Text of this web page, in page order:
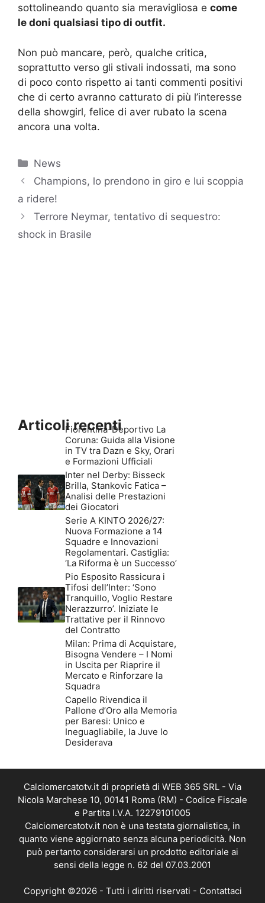
sottolineando quanto sia meravigliosa e come
le doni qualsiasi tipo di outfit.
Non può mancare, però, qualche critica,
soprattutto verso gli stivali indossati, ma sono
di poco conto rispetto ai tanti commenti positivi
che di certo avranno catturato di più l’interesse
della showgirl, felice di aver rubato la scena
ancora una volta.
Categorie
News
Champions, lo prendono in giro e lui scoppia
a ridere!
Terrore Neymar, tentativo di sequestro:
shock in Brasile
Articoli recenti
Fiorentina-Deportivo La
Coruna: Guida alla Visione
in TV tra Dazn e Sky, Orari
e Formazioni Ufficiali
Inter nel Derby: Bisseck
Brilla, Stankovic Fatica –
Analisi delle Prestazioni
dei Giocatori
Serie A KINTO 2026/27:
Nuova Formazione a 14
Squadre e Innovazioni
Regolamentari. Castiglia:
‘La Riforma è un Successo’
Pio Esposito Rassicura i
Tifosi dell’Inter: ‘Sono
Tranquillo, Voglio Restare
Nerazzurro’. Iniziate le
Trattative per il Rinnovo
del Contratto
Milan: Prima di Acquistare,
Bisogna Vendere – I Nomi
in Uscita per Riaprire il
Mercato e Rinforzare la
Squadra
Capello Rivendica il
Pallone d’Oro alla Memoria
per Baresi: Unico e
Ineguagliabile, la Juve lo
Desiderava
Calciomercatotv.it di proprietà di WEB 365 SRL - Via
Nicola Marchese 10, 00141 Roma (RM) - Codice Fiscale
e Partita I.V.A. 12279101005
Calciomercatotv.it non è una testata giornalistica, in
quanto viene aggiornato senza alcuna periodicità. Non
può pertanto considerarsi un prodotto editoriale ai
sensi della legge n. 62 del 07.03.2001
Copyright ©2026 - Tutti i diritti riservati - Contattaci